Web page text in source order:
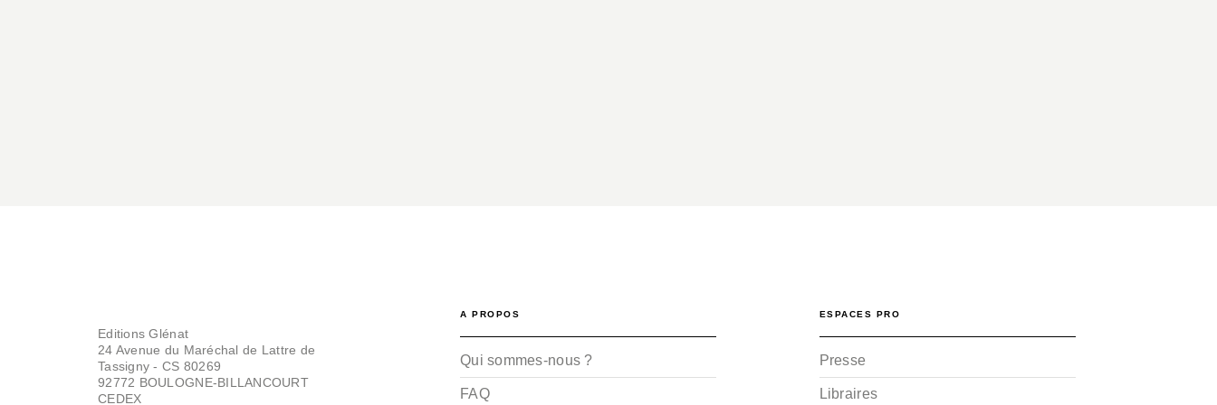
Editions Glénat
24 Avenue du Maréchal de Lattre de
Tassigny - CS 80269
92772 BOULOGNE-BILLANCOURT
CEDEX
A PROPOS
Qui sommes-nous ?
FAQ
ESPACES PRO
Presse
Libraires